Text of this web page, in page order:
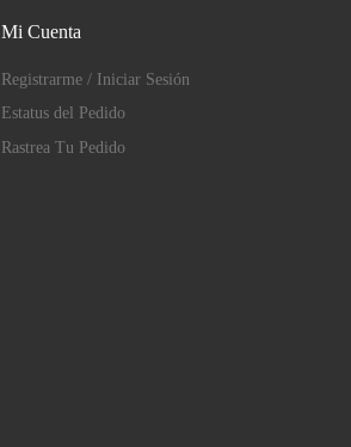
Mi Cuenta
Registrarme / Iniciar Sesión
Estatus del Pedido
Rastrea Tu Pedido